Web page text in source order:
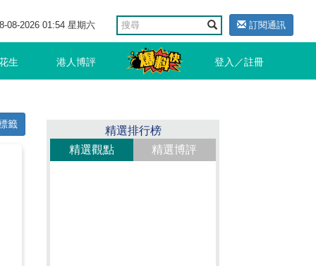
08-2026 01:54 星期六 訂閱通訊
生 港人博評 登入／註冊
籤
精選排行榜
精選觀點
精選博評